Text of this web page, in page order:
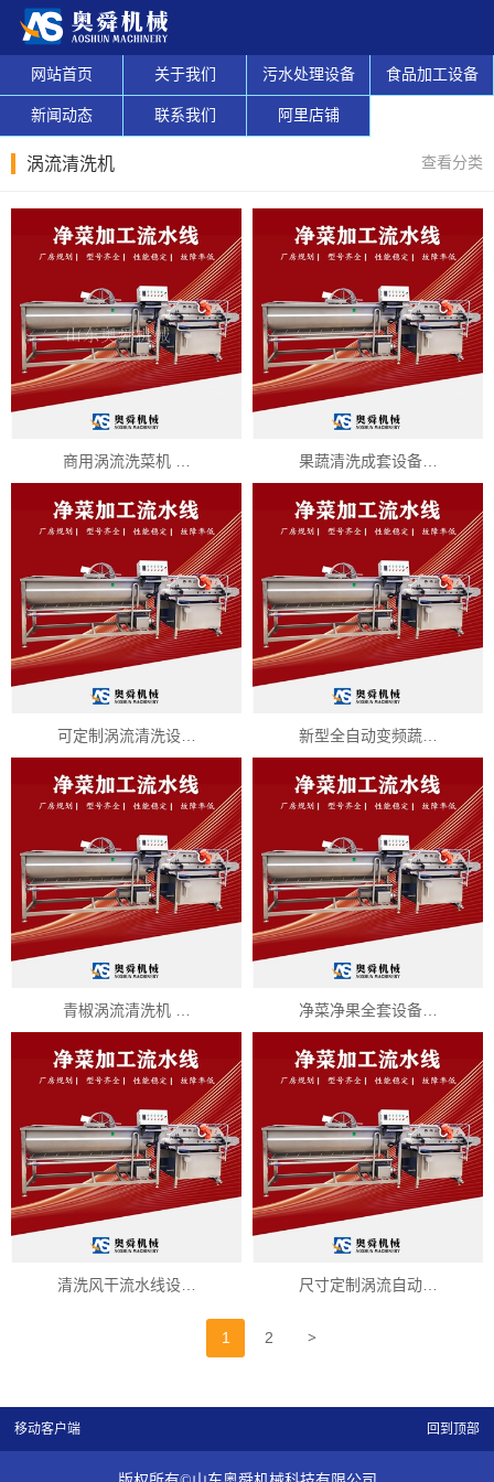
网站首页 关于我们 污水处理设备 食品加工设备
新闻动态 联系我们 阿里店铺
涡流清洗机 查看分类
商用涡流洗菜机 … 果蔬清洗成套设备…
可定制涡流清洗设… 新型全自动变频蔬…
青椒涡流清洗机 … 净菜净果全套设备…
清洗风干流水线设… 尺寸定制涡流自动…
1 2 >
移动客户端 回到顶部